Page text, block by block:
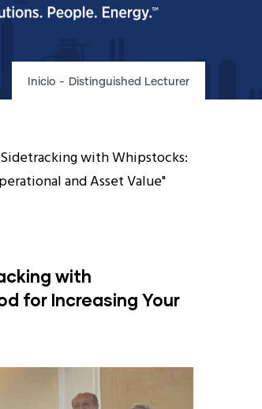
Inicio - Distinguished Lecturer
with
for Increasing Your